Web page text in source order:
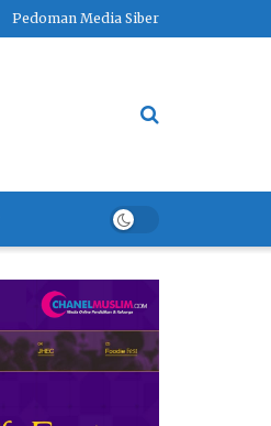
Pedoman Media Siber